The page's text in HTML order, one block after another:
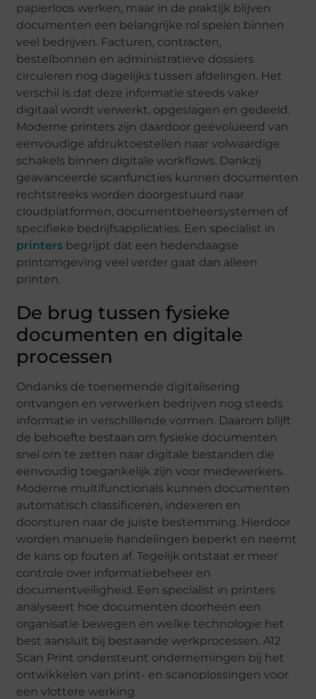
papierloos werken, maar in de praktijk blijven
documenten een belangrijke rol spelen binnen
veel bedrijven. Facturen, contracten,
bestelbonnen en administratieve dossiers
circuleren nog dagelijks tussen afdelingen. Het
verschil is dat deze informatie steeds vaker
digitaal wordt verwerkt, opgeslagen en gedeeld.
Moderne printers zijn daardoor geëvolueerd van
eenvoudige afdruktoestellen naar volwaardige
schakels binnen digitale workflows. Dankzij
geavanceerde scanfuncties kunnen documenten
rechtstreeks worden doorgestuurd naar
cloudplatformen, documentbeheersystemen of
specifieke bedrijfsapplicaties. Een specialist in
printers begrijpt dat een hedendaagse
printomgeving veel verder gaat dan alleen
printen.
De brug tussen fysieke
documenten en digitale
processen
Ondanks de toenemende digitalisering
ontvangen en verwerken bedrijven nog steeds
informatie in verschillende vormen. Daarom blijft
de behoefte bestaan om fysieke documenten
snel om te zetten naar digitale bestanden die
eenvoudig toegankelijk zijn voor medewerkers.
Moderne multifunctionals kunnen documenten
automatisch classificeren, indexeren en
doorsturen naar de juiste bestemming. Hierdoor
worden manuele handelingen beperkt en neemt
de kans op fouten af. Tegelijk ontstaat er meer
controle over informatiebeheer en
documentveiligheid. Een specialist in printers
analyseert hoe documenten doorheen een
organisatie bewegen en welke technologie het
best aansluit bij bestaande werkprocessen. A12
Scan Print ondersteunt ondernemingen bij het
ontwikkelen van print- en scanoplossingen voor
een vlottere werking.